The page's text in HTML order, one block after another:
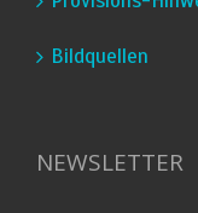
Bildquellen
NEWSLETTER